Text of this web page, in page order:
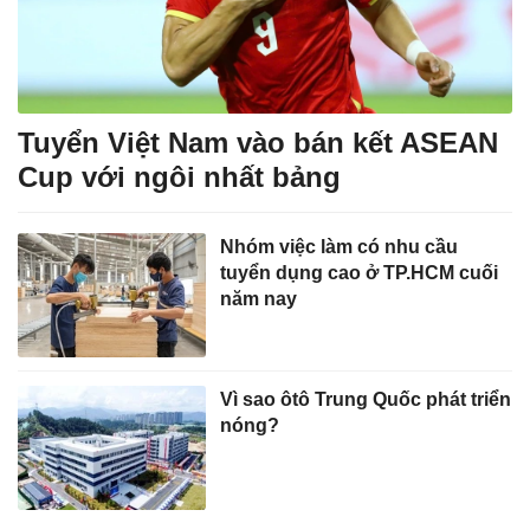
Tuyển Việt Nam vào bán kết ASEAN
Cup với ngôi nhất bảng
Nhóm việc làm có nhu cầu
tuyển dụng cao ở TP.HCM cuối
năm nay
Vì sao ôtô Trung Quốc phát triển
nóng?